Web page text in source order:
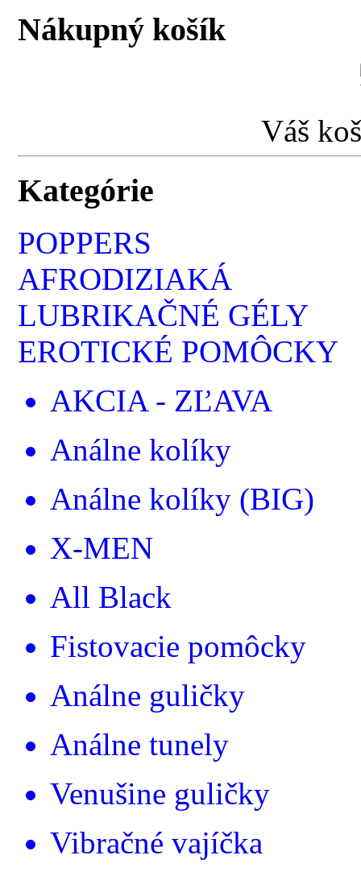
Nákupný košík
Váš
Kategórie
POPPERS
AFRODIZIAKÁ
LUBRIKAČNÉ GÉLY
EROTICKÉ POMÔCKY
AKCIA - ZĽAVA
Análne kolíky
Análne kolíky (BIG)
X-MEN
All Black
Fistovacie pomôcky
Análne guličky
Análne tunely
Venušine guličky
Vibračné vajíčka